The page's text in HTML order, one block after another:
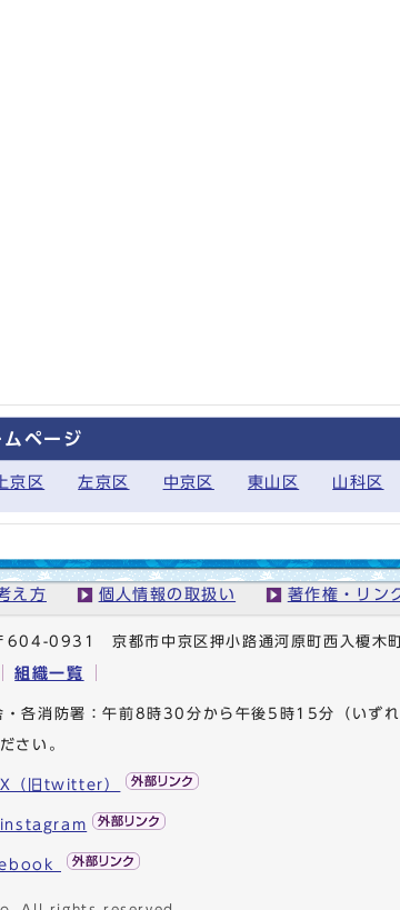
ムページ
上京区 左京区 中京区 東山区 山科区
え方 個人情報の取扱い 著作権・リン
604-0931 京都市中京区押小路通河原町西入榎
組織一覧
・各消防署：午前8時30分から午後5時15分（いず
さい。
X（旧twitter）
instagram